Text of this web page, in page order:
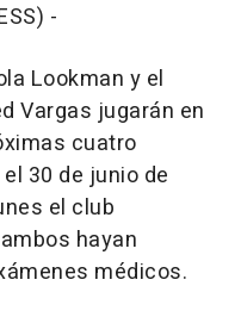
-
Lookman y el
Vargas jugarán en
cuatro
30 de junio de
el club
hayan
médicos.